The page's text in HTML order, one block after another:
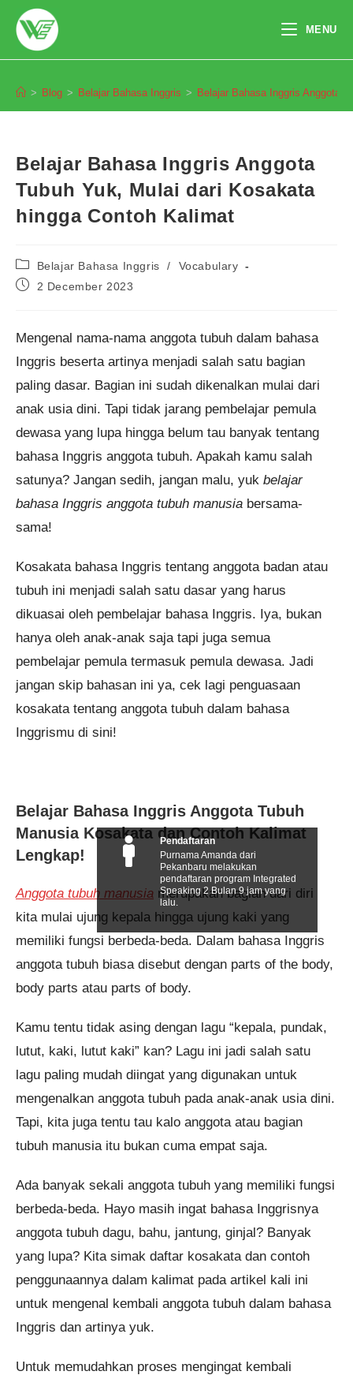
content
MENU
> Blog > Belajar Bahasa Inggris > Belajar Bahasa Inggris Anggota
Belajar Bahasa Inggris Anggota
Tubuh Yuk, Mulai dari Kosakata
hingga Contoh Kalimat
Post
category:
Belajar Bahasa Inggris /
Vocabulary
Post2 December 2023
Mengenal nama-nama anggota tubuh dalam bahasa
Inggris beserta artinya menjadi salah satu bagian
paling dasar. Bagian ini sudah dikenalkan mulai dari
anak usia dini. Tapi tidak jarang pembelajar pemula
dewasa yang lupa hingga belum tau banyak tentang
bahasa Inggris anggota tubuh. Apakah kamu salah
satunya? Jangan sedih, jangan malu, yuk belajar
bahasa Inggris anggota tubuh manusia bersama-
sama!
Kosakata bahasa Inggris tentang anggota badan atau
tubuh ini menjadi salah satu dasar yang harus
dikuasai oleh pembelajar bahasa Inggris. Iya, bukan
hanya oleh anak-anak saja tapi juga semua
pembelajar pemula termasuk pemula dewasa. Jadi
jangan skip bahasan ini ya, cek lagi penguasaan
kosakata tentang anggota tubuh dalam bahasa
Inggrismu di sini!
Belajar Bahasa Inggris Anggota Tubuh
Manusia Kosakata dan Contoh Kalimat
Lengkap!
Anggota tubuh manusia merupakan bagian dari diri
kita mulai ujung kepala hingga ujung kaki yang
memiliki fungsi berbeda-beda. Dalam bahasa Inggris
anggota tubuh biasa disebut dengan parts of the body,
body parts atau parts of body.
Kamu tentu tidak asing dengan lagu “kepala, pundak,
lutut, kaki, lutut kaki” kan? Lagu ini jadi salah satu
lagu paling mudah diingat yang digunakan untuk
mengenalkan anggota tubuh pada anak-anak usia dini.
Tapi, kita juga tentu tau kalo anggota atau bagian
tubuh manusia itu bukan cuma empat saja.
Ada banyak sekali anggota tubuh yang memiliki fungsi
berbeda-beda. Hayo masih ingat bahasa Inggrisnya
anggota tubuh dagu, bahu, jantung, ginjal? Banyak
yang lupa? Kita simak daftar kosakata dan contoh
penggunaannya dalam kalimat pada artikel kali ini
untuk mengenal kembali anggota tubuh dalam bahasa
Inggris dan artinya yuk.
Untuk memudahkan proses mengingat kembali
Pendaftaran
Purnama Amanda dari
Pekanbaru melakukan
pendaftaran program Integrated
Speaking 2 Bulan 9 jam yang
lalu.